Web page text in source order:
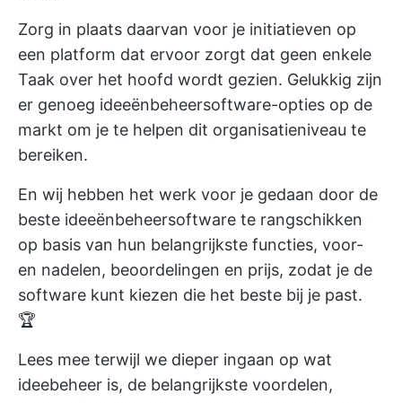
Zorg in plaats daarvan voor je initiatieven op
een platform dat ervoor zorgt dat geen enkele
Taak over het hoofd wordt gezien. Gelukkig zijn
er genoeg ideeënbeheersoftware-opties op de
markt om je te helpen dit organisatieniveau te
bereiken.
En wij hebben het werk voor je gedaan door de
beste ideeënbeheersoftware te rangschikken
op basis van hun belangrijkste functies, voor-
en nadelen, beoordelingen en prijs, zodat je de
software kunt kiezen die het beste bij je past.
🏆
Lees mee terwijl we dieper ingaan op wat
ideebeheer is, de belangrijkste voordelen,